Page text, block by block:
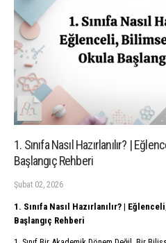
1. Sınıfa Nasıl Hazırlanılır? |
Başlangıç Rehberi
Şubat 02, 2026
1. Sınıfa Nasıl Hazırlanılır? |
Başlangıç Rehberi